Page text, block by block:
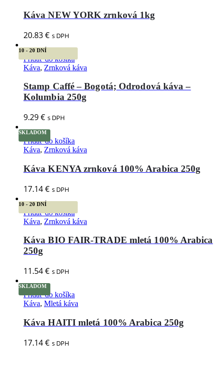
Káva NEW YORK zrnková 1kg
20.83€ s DPH
10 - 20 DNÍ
Pridať do košíka
Káva, Zrnková káva
Stamp Caffé – Bogotá; Odrodová káva –
Kolumbia 250g
9.29€ s DPH
SKLADOM
Pridať do košíka
Káva, Zrnková káva
Káva KENYA zrnková 100% Arabica 250g
17.14€ s DPH
10 - 20 DNÍ
Pridať do košíka
Káva, Zrnková káva
Káva BIO FAIR-TRADE mletá 100% Arabica
250g
11.54€ s DPH
SKLADOM
Pridať do košíka
Káva, Mletá káva
Káva HAITI mletá 100% Arabica 250g
17.14€ s DPH